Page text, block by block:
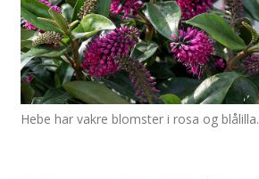
Hebe har vakre blomster i rosa og blålilla.